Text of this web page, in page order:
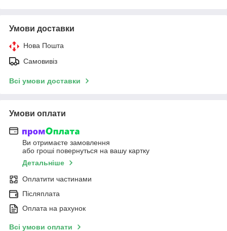
Умови доставки
Нова Пошта
Самовивіз
Всі умови доставки
Умови оплати
Ви отримаєте замовлення
або гроші повернуться на вашу картку
Детальніше
Оплатити частинами
Післяплата
Оплата на рахунок
Всі умови оплати